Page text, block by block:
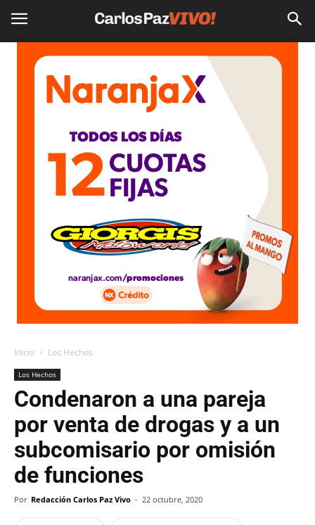
Inicio Los Hechos
Los Hechos
Condenaron a una pareja
por venta de drogas y a un
subcomisario por omisión
de funciones
Por Redacción Carlos Paz Vivo - 22 octubre, 2020